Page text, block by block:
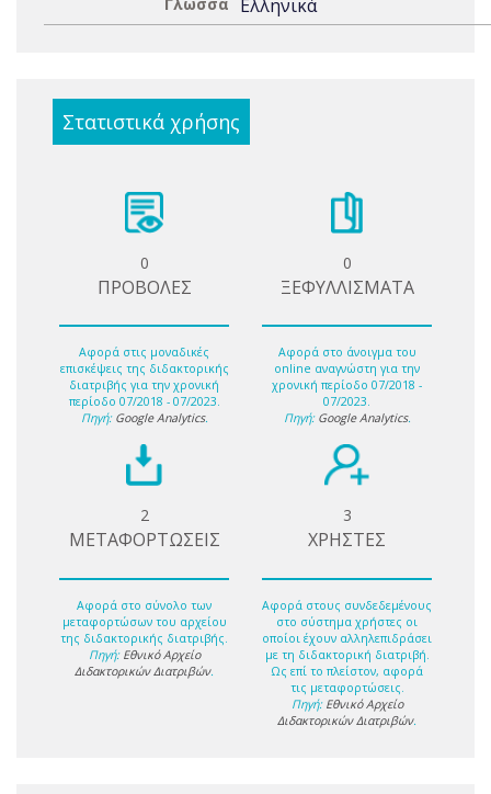
Ελληνικά
Στατιστικά χρήσης
0
ΠΡΟΒΟΛΕΣ
Αφορά στις μοναδικές
επισκέψεις της διδακτορικής
διατριβής για την χρονική
περίοδο 07/2018 - 07/2023.
Πηγή: Google Analytics.
0
ΞΕΦΥΛΛΙΣΜΑΤΑ
Αφορά στο άνοιγμα του
online αναγνώστη για την
χρονική περίοδο 07/2018 -
07/2023.
Πηγή: Google Analytics.
2
ΜΕΤΑΦΟΡΤΩΣΕΙΣ
Αφορά στο σύνολο των
μεταφορτώσων του αρχείου
της διδακτορικής διατριβής.
Πηγή: Εθνικό Αρχείο
Διδακτορικών Διατριβών.
3
ΧΡΗΣΤΕΣ
Αφορά στους συνδεδεμένους
στο σύστημα χρήστες οι
οποίοι έχουν αλληλεπιδράσει
με τη διδακτορική διατριβή.
Ως επί το πλείστον, αφορά
τις μεταφορτώσεις.
Πηγή: Εθνικό Αρχείο
Διδακτορικών Διατριβών.